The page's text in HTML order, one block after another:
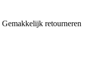
Gemakkelijk retourneren